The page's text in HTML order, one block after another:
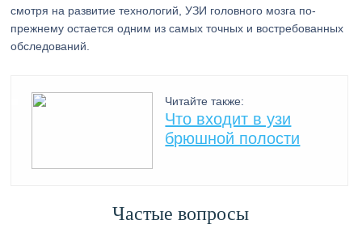
смотря на развитие технологий, УЗИ головного мозга по-
прежнему остается одним из самых точных и востребованных
обследований.
Читайте также:
Что входит в узи
брюшной полости
Частые вопросы